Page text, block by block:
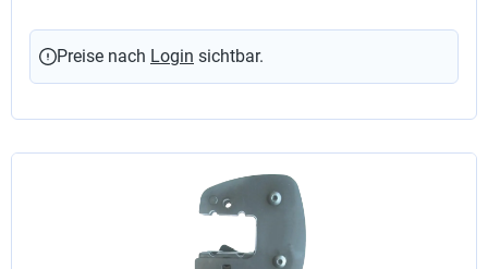
Preise nach Login sichtbar.